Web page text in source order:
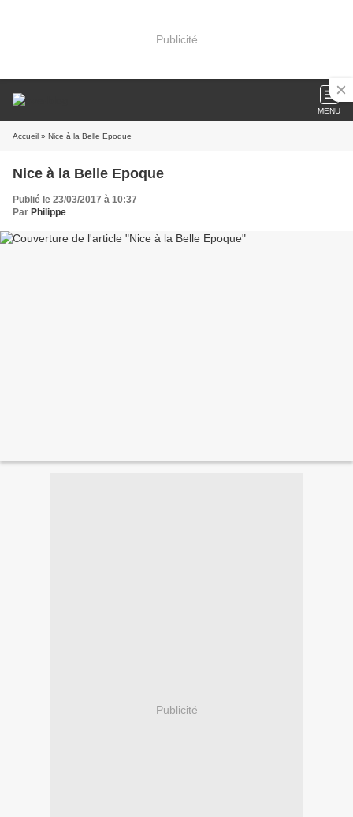
Publicité
MENU
Accueil » Nice à la Belle Epoque
Nice à la Belle Epoque
Publié le 23/03/2017 à 10:37
Par Philippe
Publicité